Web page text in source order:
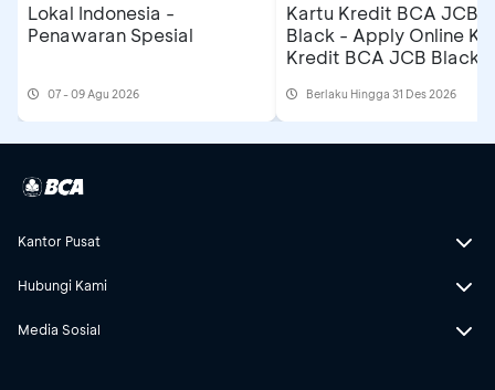
Lokal Indonesia -
Penawaran Spesial
07 - 09 Agu 2026
Kartu Kredit BCA JCB
Black - Apply Online
Kredit BCA JCB Black
Rp500 Ribu
Berlaku Hingga 31 Des 2026
Kantor Pusat
Hubungi Kami
Media Sosial